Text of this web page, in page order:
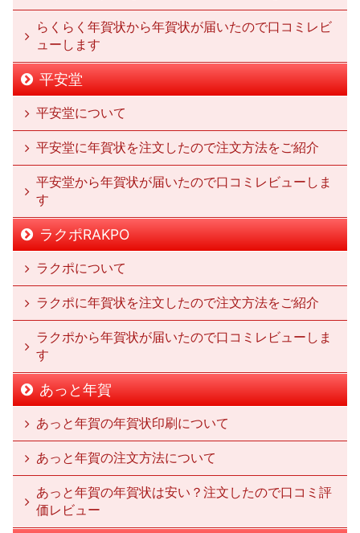
らくらく年賀状から年賀状が届いたので口コミレビ
ューします
平安堂
平安堂について
平安堂に年賀状を注文したので注文方法をご紹介
平安堂から年賀状が届いたので口コミレビューしま
す
ラクポRAKPO
ラクポについて
ラクポに年賀状を注文したので注文方法をご紹介
ラクポから年賀状が届いたので口コミレビューしま
す
あっと年賀
あっと年賀の年賀状印刷について
あっと年賀の注文方法について
あっと年賀の年賀状は安い？注文したので口コミ評
価レビュー